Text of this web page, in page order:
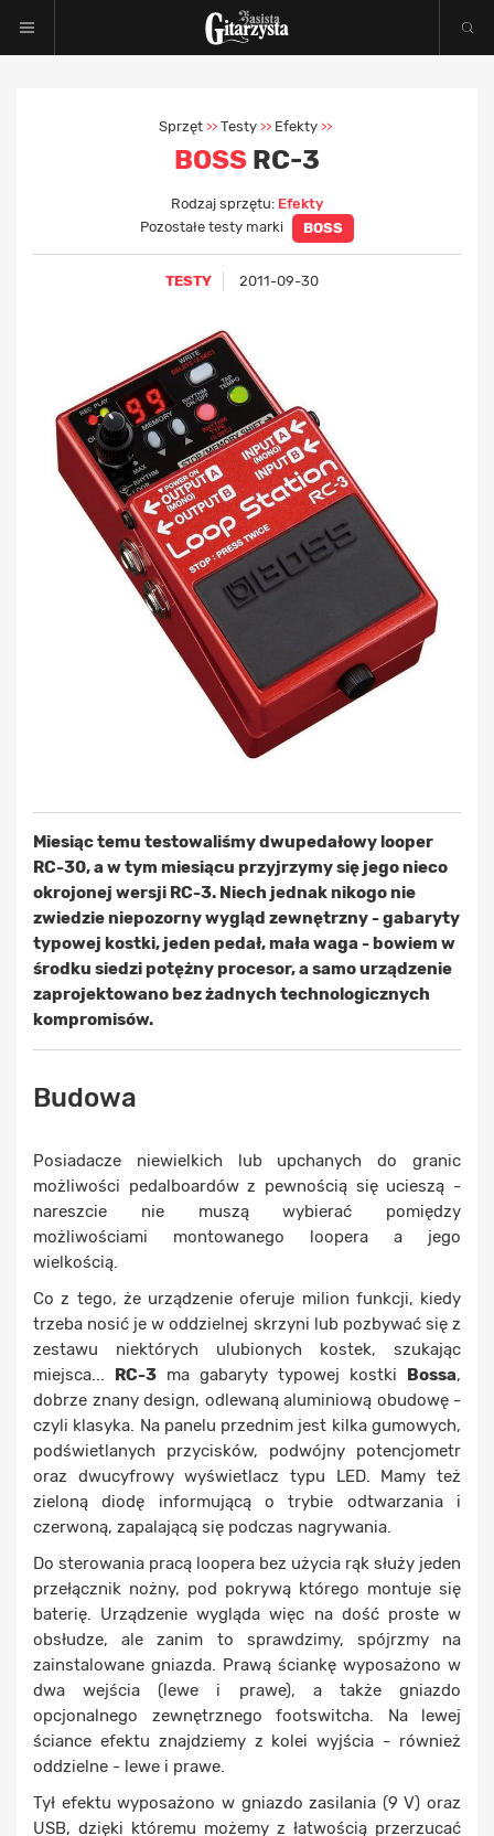
Sprzęt >> Testy >> Efekty >>
BOSS RC-3
Rodzaj sprzętu: Efekty
Pozostałe testy marki
BOSS
TESTY 2011-09-30
Miesiąc temu testowaliśmy dwupedałowy looper
RC-30, a w tym miesiącu przyjrzymy się jego nieco
okrojonej wersji RC-3. Niech jednak nikogo nie
zwiedzie niepozorny wygląd zewnętrzny - gabaryty
typowej kostki, jeden pedał, mała waga - bowiem w
środku siedzi potężny procesor, a samo urządzenie
zaprojektowano bez żadnych technologicznych
kompromisów.
Budowa
Posiadacze niewielkich lub upchanych do granic
możliwości pedalboardów z pewnością się ucieszą -
nareszcie nie muszą wybierać pomiędzy
możliwościami montowanego loopera a jego
wielkością.
Co z tego, że urządzenie oferuje milion funkcji, kiedy
trzeba nosić je w oddzielnej skrzyni lub pozbywać się z
zestawu niektórych ulubionych kostek, szukając
miejsca... RC-3 ma gabaryty typowej kostki Bossa,
dobrze znany design, odlewaną aluminiową obudowę -
czyli klasyka. Na panelu przednim jest kilka gumowych,
podświetlanych przycisków, podwójny potencjometr
oraz dwucyfrowy wyświetlacz typu LED. Mamy też
zieloną diodę informującą o trybie odtwarzania i
czerwoną, zapalającą się podczas nagrywania.
Do sterowania pracą loopera bez użycia rąk służy jeden
przełącznik nożny, pod pokrywą którego montuje się
baterię. Urządzenie wygląda więc na dość proste w
obsłudze, ale zanim to sprawdzimy, spójrzmy na
zainstalowane gniazda. Prawą ściankę wyposażono w
dwa wejścia (lewe i prawe), a także gniazdo
opcjonalnego zewnętrznego footswitcha. Na lewej
ściance efektu znajdziemy z kolei wyjścia - również
oddzielne - lewe i prawe.
Tył efektu wyposażono w gniazdo zasilania (9 V) oraz
USB, dzięki któremu możemy z łatwością przerzucać